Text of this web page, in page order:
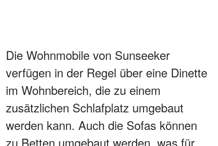
Die Wohnmobile von Sunseeker
verfügen in der Regel über eine Dinette
im Wohnbereich, die zu einem
zusätzlichen Schlafplatz umgebaut
werden kann. Auch die Sofas können
zu Betten umgebaut werden, was für